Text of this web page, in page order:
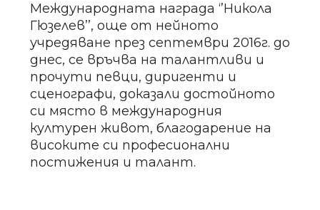
Международната награда ‘’Никола
Гюзелев’’, още от нейното
учредяване през септември 2016г. до
днес, се връчва на талантливи и
прочути певци, диригенти и
сценографи, доказали достойното
си място в международния
културен живот, благодарение на
високите си професионални
постижения и талант.